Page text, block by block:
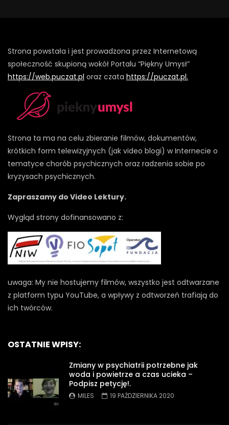
Strona powstała i jest prowadzona przez Internetową
społeczność skupioną wokół Portalu “Piękny Umysł”
https://web.puczat.pl oraz czata https://puczat.pl.
Strona ta ma na celu zbieranie filmów, dokumentów,
krótkich form telewizyjnych (jak video blogi) w Internecie o
tematyce chorób psychicznych oraz radzenia sobie po
kryzysach psychicznych.
Zapraszamy do Video Lektury.
Wygląd strony dofinansowano z:
uwaga: My nie hostujemy filmów, wszystko jest odtwarzane
z platform typu YouTube, a wpływy z odtworzeń trafiają do
ich twórców.
OSTATNIE WPISY:
Zmiany w psychiatrii potrzebne jak
woda i powietrze a czas ucieka –
Podpisz petycję!.
MILES 19 PAŹDZIERNIKA 2020